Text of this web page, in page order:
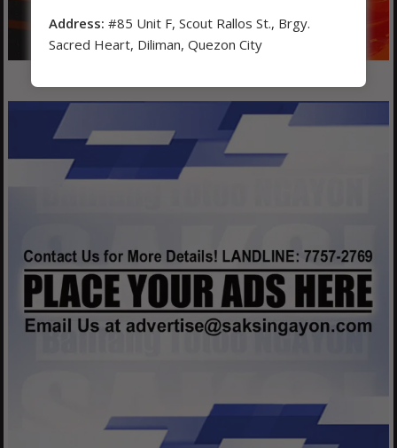
Address: #85 Unit F, Scout Rallos St., Brgy.
Sacred Heart, Diliman, Quezon City